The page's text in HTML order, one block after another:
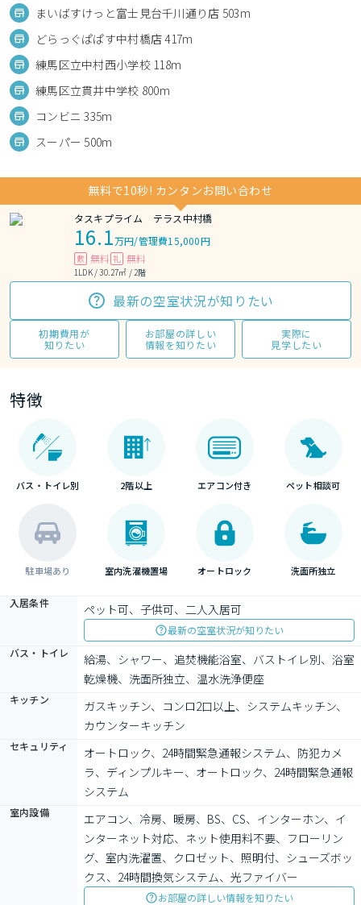
まいばすけっと富士見台千川通り店 503m
どらっぐぱぱす中村橋店 417m
練馬区立中村西小学校 118m
練馬区立貫井中学校 800m
コンビニ 335m
スーパー 500m
無料で10秒! カンタンお問い合わせ
タスキプライム テラス中村橋
16.1万円/管理費15,000円
敷 無料 礼 無料
1LDK / 30.27㎡ / 2階
最新の空室状況が知りたい
初期費用が
知りたい
お部屋の詳しい
情報を知りたい
実際に
見学したい
特徴
バス・トイレ別 2階以上 エアコン付き ペット相談可
駐車場あり 室内洗濯機置場 オートロック 洗面所独立
入居条件 ペット可、子供可、二人入居可
最新の空室状況が知りたい
バス・トイレ
給湯、シャワー、追焚機能浴室、バストイレ別、浴室
乾燥機、洗面所独立、温水洗浄便座
キッチン
ガスキッチン、コンロ2口以上、システムキッチン、
カウンターキッチン
セキュリティ
オートロック、24時間緊急通報システム、防犯カメ
ラ、ディンプルキー、オートロック、24時間緊急通報
システム
室内設備
エアコン、冷房、暖房、BS、CS、インターホン、イ
ンターネット対応、ネット使用料不要、フローリン
グ、室内洗濯置、クロゼット、照明付、シューズボッ
クス、24時間換気システム、光ファイバー
お部屋の詳しい情報を知りたい